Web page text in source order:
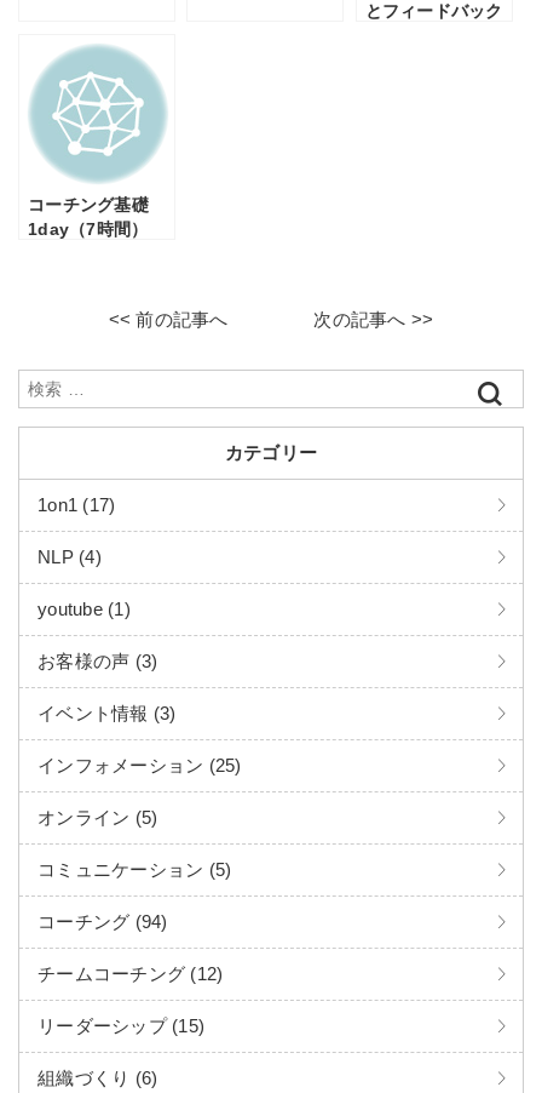
とフィードバック
コーチング基礎
1day（7時間）
<< 前の記事へ 次の記事へ >>
カテゴリー
1on1 (17)
NLP (4)
youtube (1)
お客様の声 (3)
イベント情報 (3)
インフォメーション (25)
オンライン (5)
コミュニケーション (5)
コーチング (94)
チームコーチング (12)
リーダーシップ (15)
組織づくり (6)